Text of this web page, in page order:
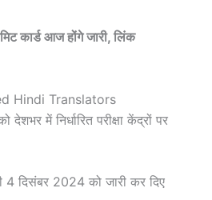
कार्ड आज होंगे जारी, लिंक
Hindi Translators
में निर्धारित परीक्षा केंद्रों पर
4 दिसंबर 2024 को जारी कर दिए